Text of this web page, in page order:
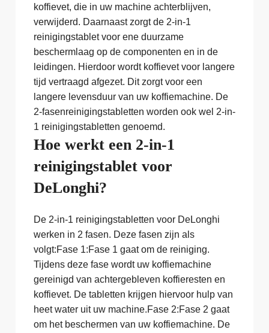
koffievet, die in uw machine achterblijven,
verwijderd. Daarnaast zorgt de 2-in-1
reinigingstablet voor ene duurzame
beschermlaag op de componenten en in de
leidingen. Hierdoor wordt koffievet voor langere
tijd vertraagd afgezet. Dit zorgt voor een
langere levensduur van uw koffiemachine. De
2-fasenreinigingstabletten worden ook wel 2-in-
1 reinigingstabletten genoemd.
Hoe werkt een 2-in-1
reinigingstablet voor
DeLonghi?
De 2-in-1 reinigingstabletten voor DeLonghi
werken in 2 fasen. Deze fasen zijn als
volgt:Fase 1:Fase 1 gaat om de reiniging.
Tijdens deze fase wordt uw koffiemachine
gereinigd van achtergebleven koffieresten en
koffievet. De tabletten krijgen hiervoor hulp van
heet water uit uw machine.Fase 2:Fase 2 gaat
om het beschermen van uw koffiemachine. De